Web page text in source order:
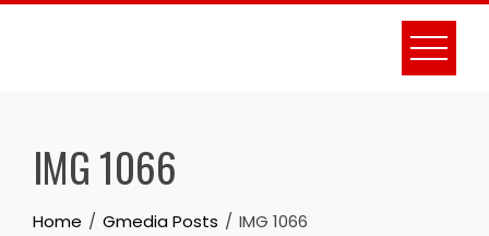
Skip
IMG 1066
Home Gmedia Posts IMG 1066